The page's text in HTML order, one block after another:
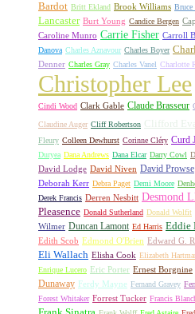
Bardot Britt Ekland Brook Williams Bruce
Lancaster Burt Young Candice Bergen
Caroline Munro Carrie Fisher Carroll
Danova Charles Aznavour Charles Boyer
Denner Charles Gray Charles Vanel Charlotte
Christopher Lee
Cindi Wood Clark Gable Claude Brasseur
Claudine Auger Cliff Robertson Clifford
Fleury Colleen Dewhurst Corinne Cléry Curd
Duryea Dana Andrews Dana Elcar Darry Cowl
David Lodge David Niven David Prowse
Deborah Kerr Debra Paget Demi Moore
Derek Francis Derren Nesbitt Desmond
Pleasence Donald Sutherland Donald Wolfit
Wilmer Duncan Lamont Ed Harris Eddie
Edith Scob Edmond O'Brien Edward G.
Eli Wallach Elisha Cook Elizabeth
Enrique Lucero Eric Porter Ernest Borgnine
Dunaway Ferdy Mayne Fernand Gravey
Forest Whitaker Forrest Tucker Francis